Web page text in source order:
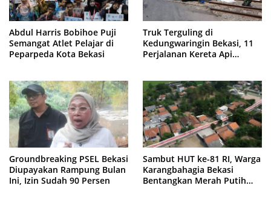
Abdul Harris Bobihoe Puji
Semangat Atlet Pelajar di
Peparpeda Kota Bekasi
Truk Terguling di
Kedungwaringin Bekasi, 11
Perjalanan Kereta Api
Groundbreaking PSEL Bekasi
Diupayakan Rampung Bulan
Ini, Izin Sudah 90 Persen
Sambut HUT ke-81 RI, Warga
Karangbahagia Bekasi
Bentangkan Merah Putih